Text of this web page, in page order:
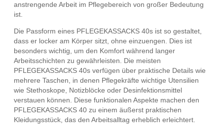
anstrengende Arbeit im Pflegebereich von großer Bedeutung
ist.
Die Passform eines PFLEGEKASSACKS 40s ist so gestaltet,
dass er locker am Körper sitzt, ohne einzuengen. Dies ist
besonders wichtig, um den Komfort während langer
Arbeitsschichten zu gewährleisten. Die meisten
PFLEGEKASSACKS 40s verfügen über praktische Details wie
mehrere Taschen, in denen Pflegekräfte wichtige Utensilien
wie Stethoskope, Notizblöcke oder Desinfektionsmittel
verstauen können. Diese funktionalen Aspekte machen den
PFLEGEKASSACKS 40 zu einem äußerst praktischen
Kleidungsstück, das den Arbeitsalltag erheblich erleichtert.